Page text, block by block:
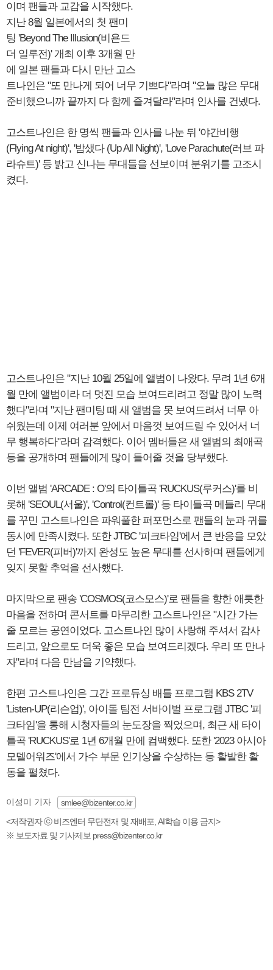
이며 팬들과 교감을 시작했다.
지난 8월 일본에서의 첫 팬미
팅 'Beyond The Illusion(비욘드
더 일루전)' 개최 이후 3개월 만
에 일본 팬들과 다시 만난 고스
트나인은 "또 만나게 되어 너무 기쁘다"라며 "오늘 많은 무대
준비했으니까 끝까지 다 함께 즐겨달라"라며 인사를 건넸다.
고스트나인은 한 명씩 팬들과 인사를 나눈 뒤 '야간비행
(Flying At night)', '밤샜다 (Up All Night)', 'Love Parachute(러브 파
라슈트)' 등 밝고 신나는 무대들을 선보이며 분위기를 고조시
켰다.
고스트나인은 "지난 10월 25일에 앨범이 나왔다. 무려 1년 6개
월 만에 앨범이라 더 멋진 모습 보여드리려고 정말 많이 노력
했다"라며 "지난 팬미팅 때 새 앨범을 못 보여드려서 너무 아
쉬웠는데 이제 여러분 앞에서 마음껏 보여드릴 수 있어서 너
무 행복하다"라며 감격했다. 이어 멤버들은 새 앨범의 최애곡
등을 공개하며 팬들에게 많이 들어줄 것을 당부했다.
이번 앨범 'ARCADE : O'의 타이틀곡 'RUCKUS(루커스)'를 비
롯해 'SEOUL(서울)', 'Control(컨트롤)' 등 타이틀곡 메들리 무대
를 꾸민 고스트나인은 파워풀한 퍼포먼스로 팬들의 눈과 귀를
동시에 만족시켰다. 또한 JTBC '피크타임'에서 큰 반응을 모았
던 'FEVER(피버)'까지 완성도 높은 무대를 선사하며 팬들에게
잊지 못할 추억을 선사했다.
마지막으로 팬송 'COSMOS(코스모스)'로 팬들을 향한 애틋한
마음을 전하며 콘서트를 마무리한 고스트나인은 "시간 가는
줄 모르는 공연이었다. 고스트나인 많이 사랑해 주셔서 감사
드리고, 앞으로도 더욱 좋은 모습 보여드리겠다. 우리 또 만나
자"라며 다음 만남을 기약했다.
한편 고스트나인은 그간 프로듀싱 배틀 프로그램 KBS 2TV
'Listen-UP(리슨업)', 아이돌 팀전 서바이벌 프로그램 JTBC '피
크타임'을 통해 시청자들의 눈도장을 찍었으며, 최근 새 타이
틀곡 'RUCKUS'로 1년 6개월 만에 컴백했다. 또한 '2023 아시아
모델어워즈'에서 가수 부문 인기상을 수상하는 등 활발한 활
동을 펼쳤다.
이성미 기자
smlee@bizenter.co.kr
<저작권자 ⓒ 비즈엔터 무단전재 및 재배포, AI학습 이용 금지>
※ 보도자료 및 기사제보 press@bizenter.co.kr